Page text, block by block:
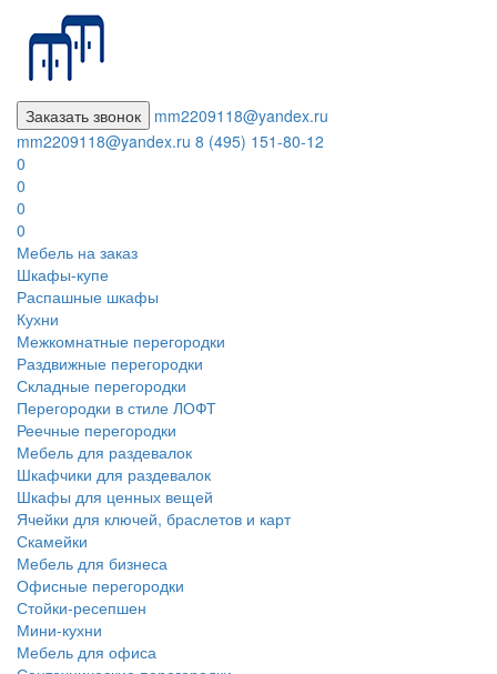
Заказать звонок
mm2209118@yandex.ru
mm2209118@yandex.ru 8 (495) 151-80-12
0
0
0
0
Мебель на заказ
Шкафы-купе
Распашные шкафы
Кухни
Межкомнатные перегородки
Раздвижные перегородки
Складные перегородки
Перегородки в стиле ЛОФТ
Реечные перегородки
Мебель для раздевалок
Шкафчики для раздевалок
Шкафы для ценных вещей
Ячейки для ключей, браслетов и карт
Скамейки
Мебель для бизнеса
Офисные перегородки
Стойки-ресепшен
Мини-кухни
Мебель для офиса